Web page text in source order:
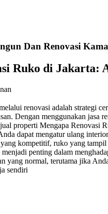
Dan Renovasi
Ruko di Jakarta:
renovasi adalah strategi
Dengan menggunakan jasa
properti Mengapa Renovasi
dapat mengatur ulang
kompetitif, ruko yang
penting dalam
yang normal, terutama jika
sendiri